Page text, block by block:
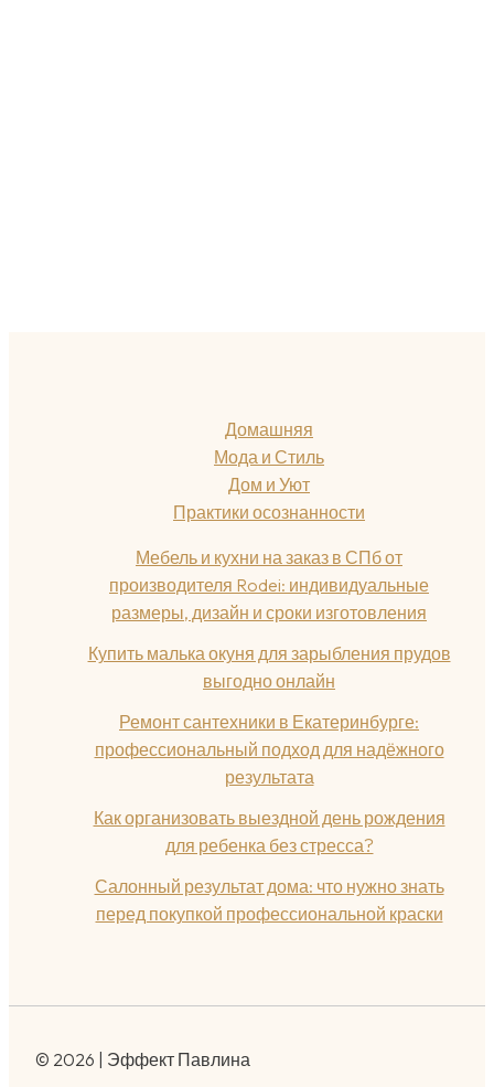
Домашняя
Мода и Стиль
Дом и Уют
Практики осознанности
Мебель и кухни на заказ в СПб от
производителя Rodei: индивидуальные
размеры, дизайн и сроки изготовления
Купить малька окуня для зарыбления прудов
выгодно онлайн
Ремонт сантехники в Екатеринбурге:
профессиональный подход для надёжного
результата
Как организовать выездной день рождения
для ребенка без стресса?
Салонный результат дома: что нужно знать
перед покупкой профессиональной краски
© 2026 | Эффект Павлина